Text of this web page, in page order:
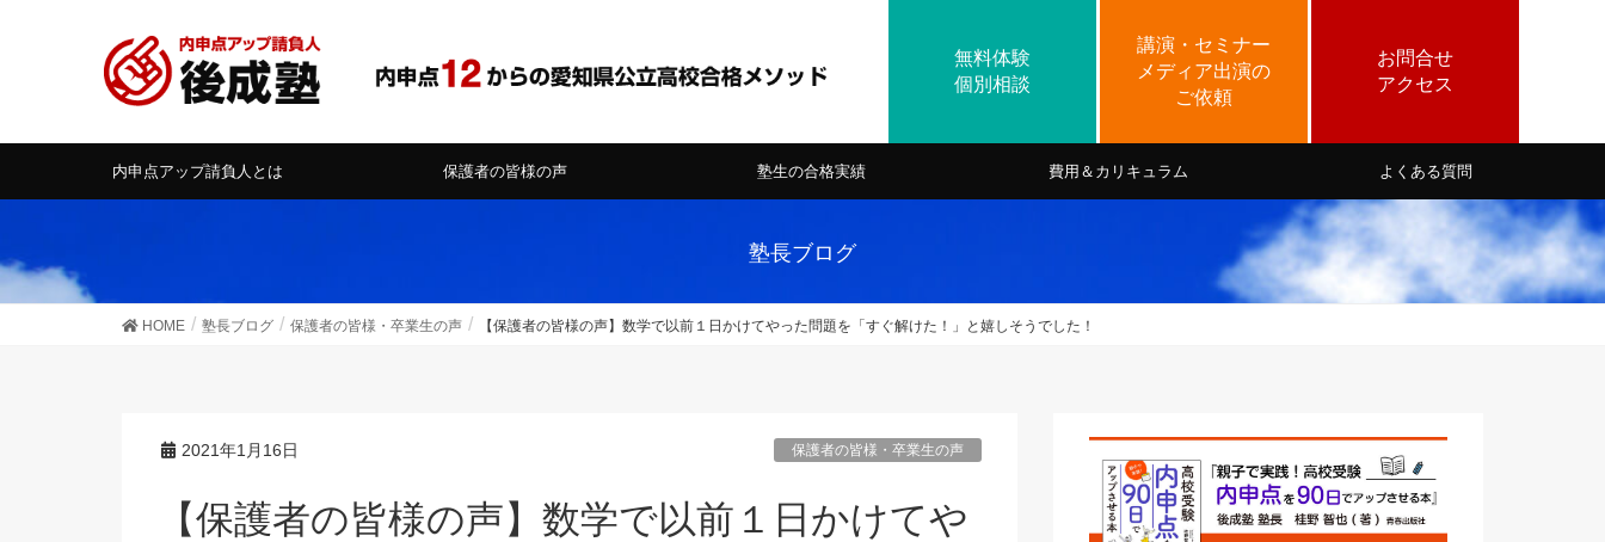
内申点アップ請負人とは 保護者の皆様の声 塾生の合格実績 費用＆カリキュラム よくある質問
塾長ブログ
HOME 塾長ブログ 保護者の皆様・卒業生の声 【保護者の皆様の声】数学で以前１日かけてやった問題を「すぐ解けた！」と嬉しそうでした！
2021年1月16日 保護者の皆様・卒業生の声
【保護者の皆様の声】数学で以前１日かけてや